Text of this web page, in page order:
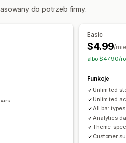
Odliczanie
mobilnych
Planowanie
Targetowanie kampanii
baner
Wyskakujące okienka
minuty
do potrzeb firmy.
Basic
$4.99/
albo $47.90/
Funkcje
Unlimited
Unlimited
All bar
Analytics
Theme-
Customer